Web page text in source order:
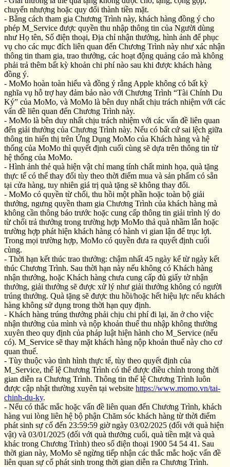
chuyển nhượng hoặc quy đổi thành tiền mặt.
- Bằng cách tham gia Chương Trình này, khách hàng đồng ý cho
phép M_Service được quyền thu nhập thông tin của Người dùng
như Họ tên, Số điện thoại, Địa chỉ nhận thưởng, hình ảnh để phục
vụ cho các mục đích liên quan đến Chương Trình này như xác nhận
thông tin tham gia, trao thưởng, các hoạt động quảng cáo mà không
phải trả thêm bất kỳ khoản chi phí nào sau khi được khách hàng
đồng ý.
- MoMo hoàn toàn hiểu và đồng ý rằng Apple không có bất kỳ
nghĩa vụ hỗ trợ hay đảm bảo nào với Chương Trình “Tài Chính Du
Ký” của MoMo, và MoMo là bên duy nhất chịu trách nhiệm với các
vấn đề liên quan đến Chương Trình này.
- MoMo là bên duy nhất chịu trách nhiệm với các vấn đề liên quan
đến giải thưởng của Chương Trình này. Nếu có bất cứ sai lệch giữa
thông tin hiển thị trên Ứng Dụng MoMo của Khách hàng và hệ
thống của MoMo thì quyết định cuối cùng sẽ dựa trên thông tin từ
hệ thống của MoMo.
- Hình ảnh thẻ quà hiện vật chỉ mang tính chất minh họa, quà tặng
thực tế có thể thay đổi tùy theo thời điểm mua và sản phẩm có sẵn
tại cửa hàng, tuy nhiên giá trị quà tặng sẽ không thay đổi.
- MoMo có quyền từ chối, thu hồi một phần hoặc toàn bộ giải
thưởng, ngưng quyền tham gia Chương Trình của khách hàng mà
không cần thông báo trước hoặc cung cấp thông tin giải trình lý do
từ chối trả thưởng trong trường hợp MoMo thả quà nhầm lẫn hoặc
trường hợp phát hiện khách hàng có hành vi gian lận để trục lợi.
Trong mọi trường hợp, MoMo có quyền đưa ra quyết định cuối
cùng.
- Thời hạn kết thúc trao thưởng: chậm nhất 45 ngày kể từ ngày kết
thúc Chương Trình. Sau thời hạn này nếu không có Khách hàng
nhận thưởng, hoặc Khách hàng chưa cung cấp đủ giấy tờ nhận
thưởng, giải thưởng sẽ được xử lý như giải thưởng không có người
trúng thưởng. Quà tặng sẽ được thu hồi/hoặc hết hiệu lực nếu khách
hàng không sử dụng trong thời hạn quy định.
- Khách hàng trúng thưởng phải chịu chi phí đi lại, ăn ở cho việc
nhận thưởng của mình và nộp khoản thuế thu nhập không thường
xuyên theo quy định của pháp luật hiện hành cho M_Service (nếu
có). M_Service sẽ thay mặt khách hàng nộp khoản thuế này cho cơ
quan thuế.
- Tùy thuộc vào tình hình thực tế, tùy theo quyết định của
M_Service, thể lệ Chương Trình có thể được điều chỉnh trong thời
gian diễn ra Chương Trình. Thông tin thể lệ Chương Trình luôn
được cập nhật thường xuyên tại website https://www.momo.vn/tai-
chinh-du-ky.
- Nếu có thắc mắc hoặc vấn đề liên quan đến Chương Trình, khách
hàng vui lòng liên hệ bộ phận Chăm sóc khách hàng từ thời điểm
phát sinh sự cố đến 23:59:59 giờ ngày 03/02/2025 (đối với quà hiện
vật) và 03/01/2025 (đối với quà thưởng cuối, quà tiền mặt và quà
khác trong Chương Trình) theo số điện thoại 1900 54 54 41. Sau
thời gian này, MoMo sẽ ngừng tiếp nhận các thắc mắc hoặc vấn đề
liên quan sự cố phát sinh trong thời gian diễn ra Chương Trình.